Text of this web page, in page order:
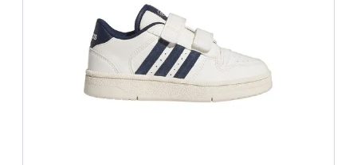
zapatillas nike hombre
zapatillas nike mujer